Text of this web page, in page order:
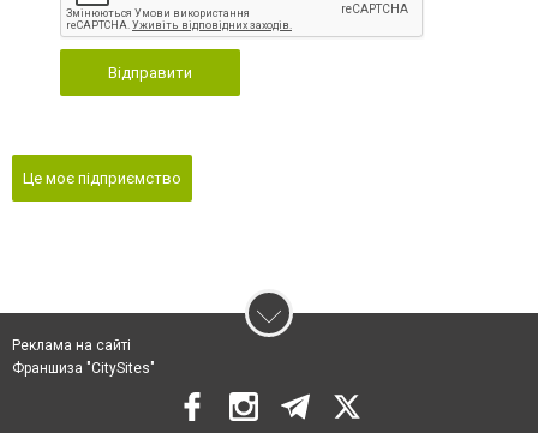
Відправити
Це моє підприємство
Реклама на сайті
Франшиза "CitySites"